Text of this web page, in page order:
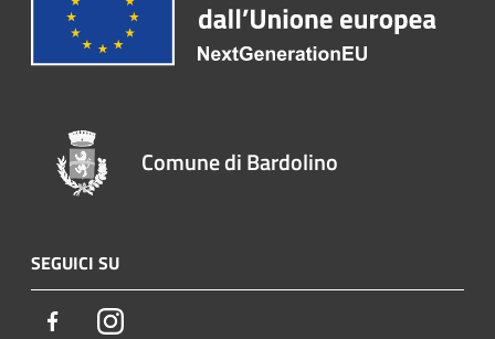
Comune di Bardolino
SEGUICI SU
FacebookInstagram